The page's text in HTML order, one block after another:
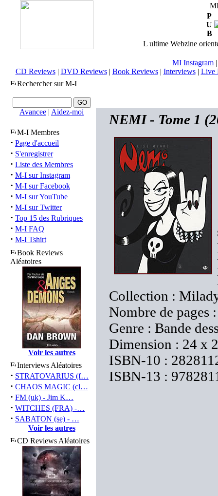
P
U
B
L ultime Webzine
MI Instagram
CD Reviews| DVD Reviews| Book Reviews| Interviews| Live
Rechercher sur M-I
Avancee | Aidez-moi
M-I Membres
· Page d'accueil
· S'enregistrer
· Liste des Membres
· M-I sur Instagram
· M-I sur Facebook
· M-I sur YouTube
· M-I sur Twitter
· Top 15 des Rubriques
· M-I FAQ
· M-I Tshirt
Book Reviews
Aléatoires
Voir les autres
Interviews Aléatoires
· STRATOVARIUS (f…
· CHAOS MAGIC (cl…
· FM (uk) - Jim K…
· WITCHES (FRA) -…
· SABATON (se) - …
Voir les autres
CD Reviews Aléatoires
NEMI - Tome 1
Collection :
Nombre de pages
Genre : Bande
Dimension : 24 x
ISBN-10 :
ISBN-13 :